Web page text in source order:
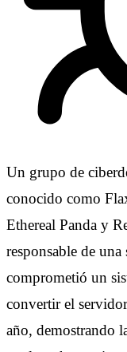
Un grupo de
conocido como
Ethereal Panda y
responsable de
comprometió un
convertir el
año, demostrando